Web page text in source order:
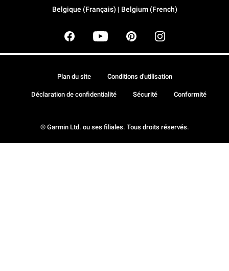
Belgique (Français) | Belgium (French)
© Garmin Ltd. ou ses filiales. Tous droits réservés.
Plan du site Conditions d'utilisation
Déclaration de confidentialité Sécurité Conformité